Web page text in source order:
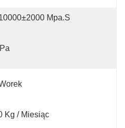
Mpa.s
Kg / Miesiąc